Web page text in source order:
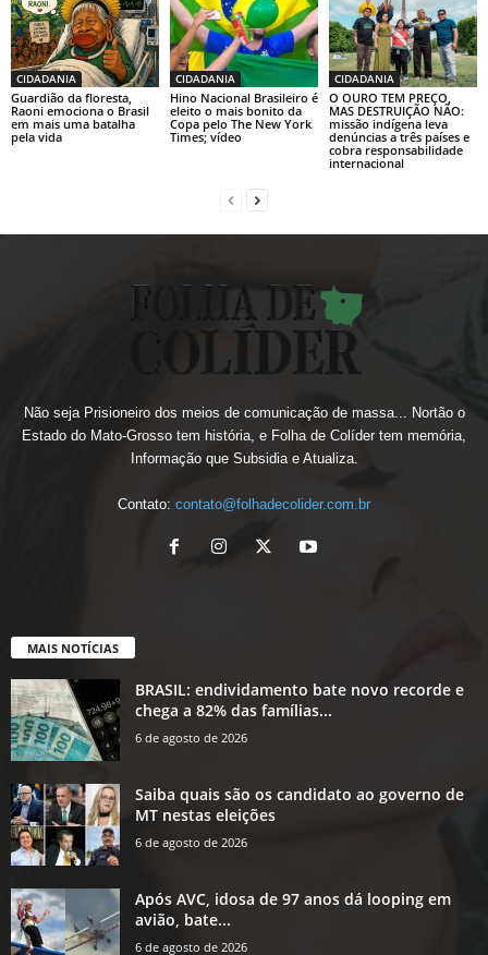
CIDADANIA
Guardião da floresta,
Raoni emociona o Brasil
em mais uma batalha
pela vida
CIDADANIA
Hino Nacional Brasileiro é
eleito o mais bonito da
Copa pelo The New York
Times; vídeo
CIDADANIA
O OURO TEM PREÇO,
MAS DESTRUIÇÃO NÃO:
missão indígena leva
denúncias a três países e
cobra responsabilidade
internacional
Não seja Prisioneiro dos meios de comunicação de massa... Nortão o
Estado do Mato-Grosso tem história, e Folha de Colíder tem memória,
Informação que Subsidia e Atualiza.
Contato: contato@folhadecolider.com.br
MAIS NOTÍCIAS
BRASIL: endividamento bate novo recorde e
chega a 82% das famílias...
6 de agosto de 2026
Saiba quais são os candidato ao governo de
MT nestas eleições
6 de agosto de 2026
Após AVC, idosa de 97 anos dá looping em
avião, bate...
6 de agosto de 2026